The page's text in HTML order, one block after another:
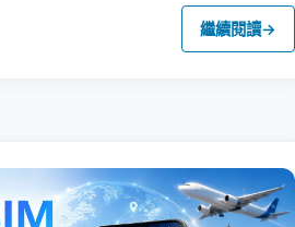
繼續閱讀→